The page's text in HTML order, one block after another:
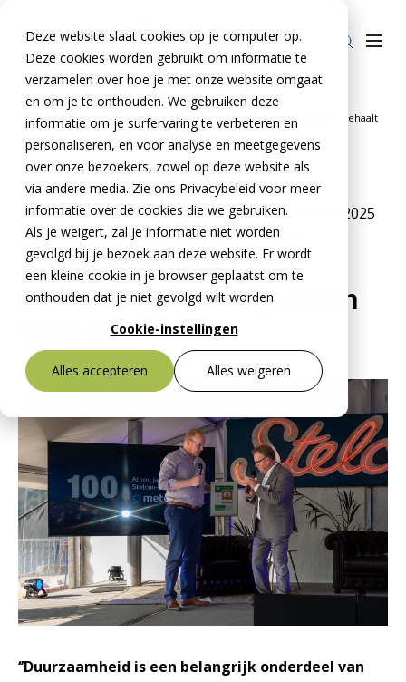
Deze website slaat cookies op je computer op.
Deze cookies worden gebruikt om informatie te
verzamelen over hoe je met onze website omgaat
en om je te onthouden. We gebruiken deze
informatie om je surfervaring te verbeteren en
personaliseren, en voor analyse en meetgegevens
over onze bezoekers, zowel op deze website als
via andere media. Zie ons Privacybeleid voor meer
informatie over de cookies die we gebruiken.
Als je weigert, zal je informatie niet worden
gevolgd bij je bezoek aan deze website. Er wordt
een kleine cookie in je browser geplaatst om te
onthouden dat je niet gevolgd wilt worden.
Cookie-instellingen
Alles accepteren Alles weigeren
Bestekservice Stelcon
Downloads
Werken bij
Producten
Stelcon®
Railcon®
Divicon®
BTE Groep
Onze verhalen
Over ons
Over De Meteoor Beton B.V.
Over Stelcon®
Over Railcon®
Over Divicon®
Medewerkers
Historie
MVO
Veelgestelde vragen
Contact
Contact Stelcon®
Contact Railcon®
Contact Divicon®
Openingstijden
Home Nieuws
Op weg naar verdere verduurzaming; De Meteoor behaalt
gouden CSC-certificaat
25 september 2024- Bijgewerkt op9 december 2025
Op weg naar verdere
verduurzaming; De
Meteoor behaalt gouden
CSC-certificaat
‘’Duurzaamheid is een belangrijk onderdeel van